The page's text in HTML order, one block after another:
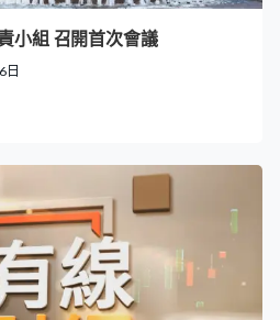
小組 召開首次會議
日